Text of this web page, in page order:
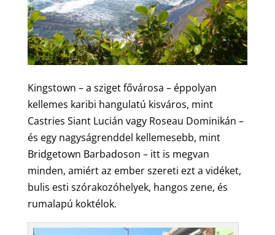
Kingstown – a sziget fővárosa – éppolyan
kellemes karibi hangulatú kisváros, mint
Castries Siant Lucián vagy Roseau Dominikán –
és egy nagyságrenddel kellemesebb, mint
Bridgetown Barbadoson – itt is megvan
minden, amiért az ember szereti ezt a vidéket,
bulis esti szórakozóhelyek, hangos zene, és
rumalapú koktélok.